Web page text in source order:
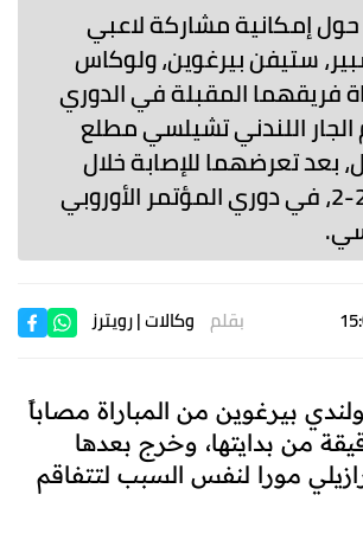
إمكانية مشاركة لاعبي
ستيفن بيرغوين، ولوكاس
فريقهما المقبلة في الدوري
الجار اللندني تشيلسي مطلع
بعد تعرضهما للإصابة خلال
تعادل الفريق 2-2، في دوري المؤتمر الأوروبي
بقلم وكالات| رويترز
بيرغوين من المباراة مصاباً
مرور 30 دقيقة من بدايتها، وخرج بعدها
مورا لنفس السبب لتتفاقم